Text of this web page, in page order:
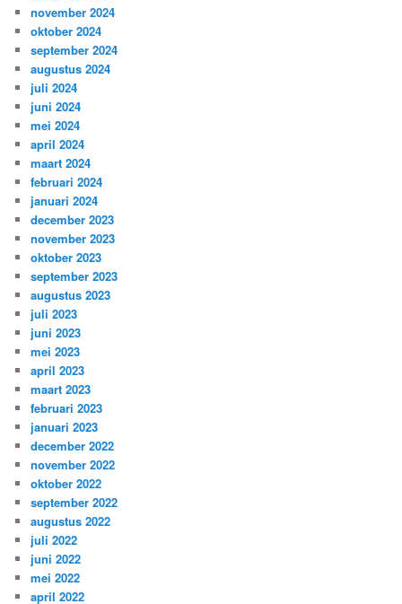
november 2024
oktober 2024
september 2024
augustus 2024
juli 2024
juni 2024
mei 2024
april 2024
maart 2024
februari 2024
januari 2024
december 2023
november 2023
oktober 2023
september 2023
augustus 2023
juli 2023
juni 2023
mei 2023
april 2023
maart 2023
februari 2023
januari 2023
december 2022
november 2022
oktober 2022
september 2022
augustus 2022
juli 2022
juni 2022
mei 2022
april 2022